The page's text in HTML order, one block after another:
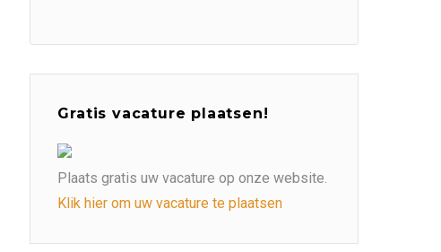
Gratis vacature plaatsen!
Plaats gratis uw vacature op onze website.
Klik hier om uw vacature te plaatsen